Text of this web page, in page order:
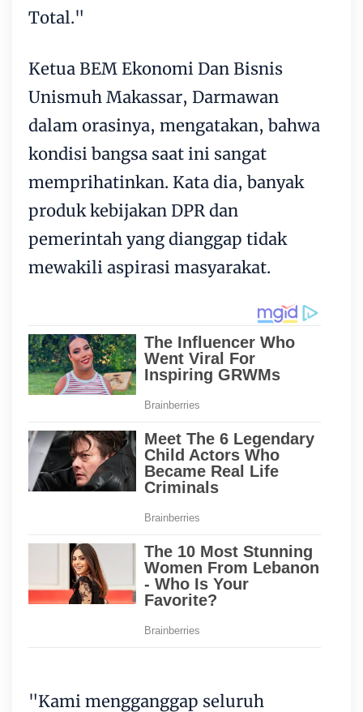
Total."
Ketua BEM Ekonomi Dan Bisnis
Unismuh Makassar, Darmawan
dalam orasinya, mengatakan, bahwa
kondisi bangsa saat ini sangat
memprihatinkan. Kata dia, banyak
produk kebijakan DPR dan
pemerintah yang dianggap tidak
mewakili aspirasi masyarakat.
"Kami mengganggap seluruh